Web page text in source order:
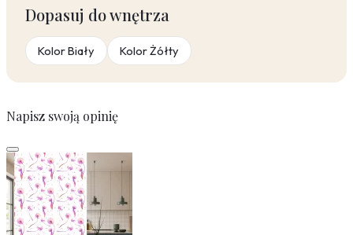
Dopasuj do wnętrza
Kolor Biały Kolor Żółty
Napisz swoją opinię